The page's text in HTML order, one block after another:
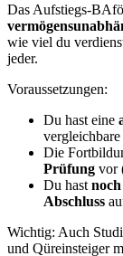
Das Aufstiegs-
wie viel du
jeder.
Voraussetzungen:
Du hast eine
Die
Prüfung vor
Du hast
Abschluss
Wichtig: Auch
und Qüreinsteiger